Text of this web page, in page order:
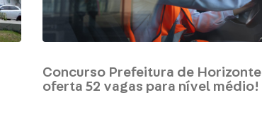
Concurso Prefeitura de Horizonte
oferta 52 vagas para nível médio!